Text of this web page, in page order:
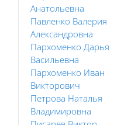
Анатольевна
Павленко Валерия
Александровна
Пархоменко Дарья
Васильевна
Пархоменко Иван
Викторович
Петрова Наталья
Владимировна